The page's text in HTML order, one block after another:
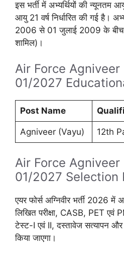
इस भर्ती में अभ्यर्थियों की न्यूनतम
आयु 21 वर्ष निर्धारित की गई है।
2006 से 01 जुलाई 2009 के बीच
शामिल)।
Air Force
01/2027
Post Name
Agniveer (Vayu) 12th
Air Force
01/2027 Selection
एयर फोर्स अग्निवीर भर्ती 2026 में
लिखित परीक्षा, CASB, PET एवं
टेस्ट-I एवं II, दस्तावेज सत्यापन और
किया जाएगा।